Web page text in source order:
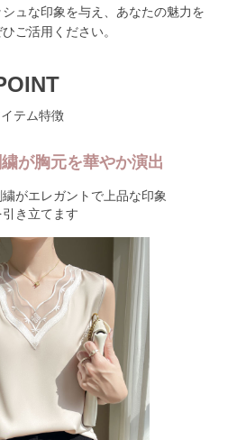
ュな印象を与え、あなたの魅力を
ご活用ください。
テム特徴
が胸元を華やか演出
がエレガントで上品な印象
き立てます